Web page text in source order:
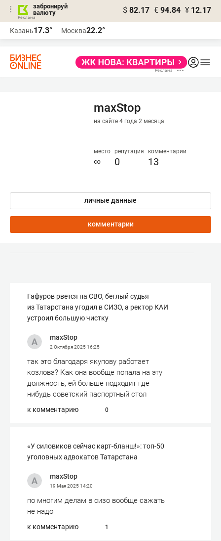
забронируй
валюту
$ 82.17 € 94.84 ¥ 12.17
Казань17.3° Москва22.2°
maxStop
на сайте 4 года 2 месяца
место
∞
репутация
0
комментарии
13
личные данные
комментарии
Гафуров рвется на СВО, беглый судья
из Татарстана угодил в СИЗО, а ректор КАИ
устроил большую чистку
maxStop
2 Октября 202516:25
так это благодаря якупову работает
козлова? Как она вообще попала на эту
должность, ей больше подходит где
нибудь советский паспортный стол
к комментарию 0
«У силовиков сейчас карт-бланш!»: топ-50
уголовных адвокатов Татарстана
maxStop
19 Мая 202514:20
по многим делам в сизо вообще сажать
не надо
к комментарию 1